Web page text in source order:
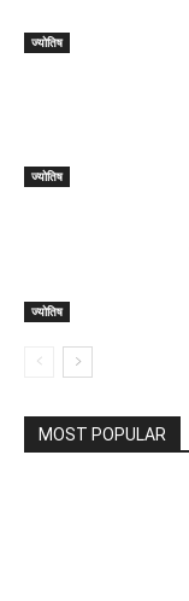
ज्योतिष
ज्योतिष
ज्योतिष
MOST POPULAR